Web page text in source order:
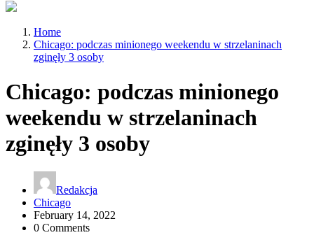
Home
Chicago: podczas minionego weekendu w strzelaninach
zginęły 3 osoby
Chicago: podczas minionego
weekendu w strzelaninach
zginęły 3 osoby
Redakcja
Chicago
February 14, 2022
0 Comments